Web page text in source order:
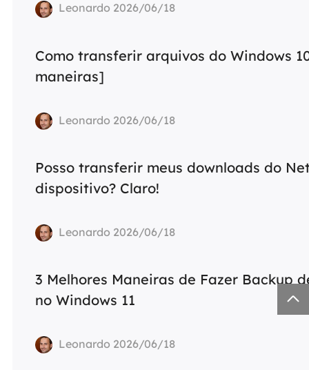
Leonardo 2026/06/18
Como transferir arquivos do Windows
maneiras]
Leonardo 2026/06/18
Posso transferir meus downloads do
dispositivo? Claro!
Leonardo 2026/06/18
3 Melhores Maneiras de Fazer Backup
no Windows 11
Leonardo 2026/06/18
